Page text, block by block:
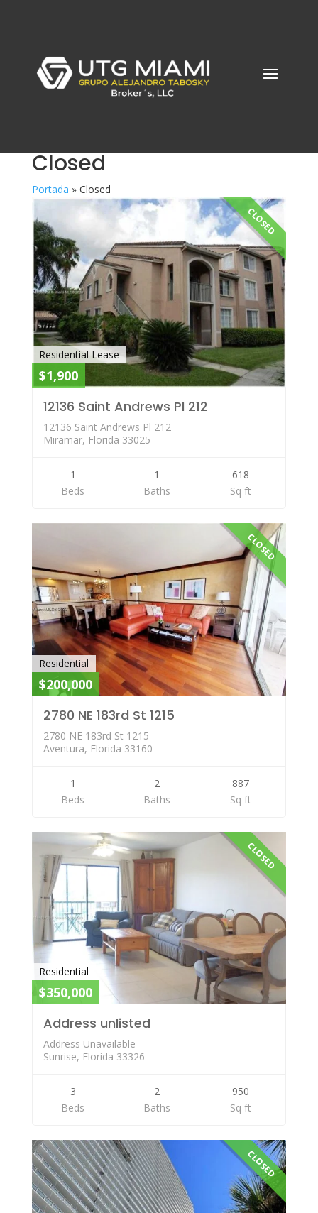
Closed
Portada » Closed
CLOSED
Residential Lease
$1,900
12136 Saint Andrews Pl 212
12136 Saint Andrews Pl 212
Miramar, Florida 33025
1
Beds
1
Baths
618
Sq ft
CLOSED
Residential
$200,000
2780 NE 183rd St 1215
2780 NE 183rd St 1215
Aventura, Florida 33160
1
Beds
2
Baths
887
Sq ft
CLOSED
Residential
$350,000
Address unlisted
Address Unavailable
Sunrise, Florida 33326
3
Beds
2
Baths
950
Sq ft
CLOSED